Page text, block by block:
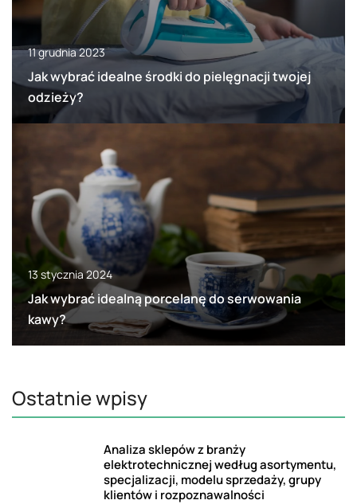
11 grudnia 2023
Jak wybrać idealne środki do pielęgnacji twojej
odzieży?
13 stycznia 2024
Jak wybrać idealną porcelanę do serwowania
kawy?
Ostatnie wpisy
Analiza sklepów z branży
elektrotechnicznej według asortymentu,
specjalizacji, modelu sprzedaży, grupy
klientów i rozpoznawalności